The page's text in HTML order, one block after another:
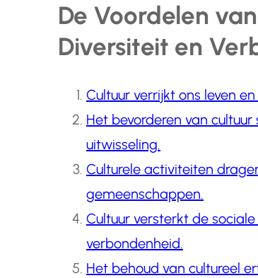
De Voordelen
Diversiteit en
Cultuur verrijkt ons leven
Het bevorderen van
uitwisseling.
Culturele activiteiten
gemeenschappen.
Cultuur versterkt de
verbondenheid.
Het behoud van cultureel